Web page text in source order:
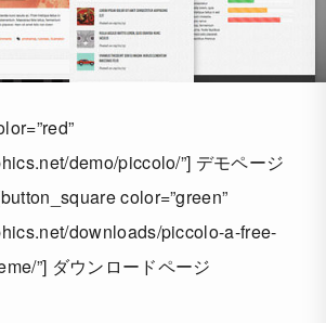
demo/piccolo/”] デモページ
color=”green”
downloads/piccolo-a-free-
”] ダウンロードページ